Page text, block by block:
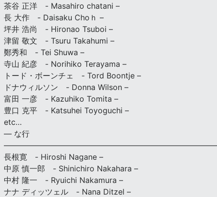
茶谷 正洋 - Masahiro chatani –
長 大作 - Daisaku Choｈ –
坪井 浩尚 - Hironao Tsuboi –
津留 敬文 - Tsuru Takahumi –
鄭秀和 - Tei Shuwa –
寺山 紀彦 - Norihiko Terayama –
トード・ボーンチェ - Tord Boontje –
ドナウィルソン - Donna Wilson –
富田 一彦 - Kazuhiko Tomita –
豊口 克平 - Katsuhei Toyoguchi –
etc…
— な行
長根寛 - Hiroshi Nagane –
中原 慎一郎 - Shinichiro Nakahara –
中村 隆一 - Ryuichi Nakamura –
ナナ ディッツェル - Nana Ditzel –